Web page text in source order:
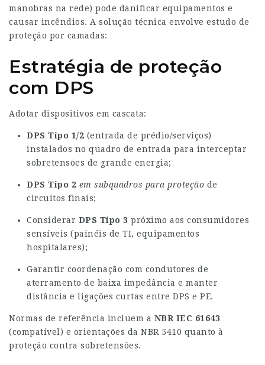
manobras na rede) pode danificar equipamentos e
causar incêndios. A solução técnica envolve estudo de
proteção por camadas:
Estratégia de proteção
com DPS
Adotar dispositivos em cascata:
DPS Tipo 1/2 (entrada de prédio/serviços)
instalados no quadro de entrada para interceptar
sobretensões de grande energia;
DPS Tipo 2 em subquadros para proteção de
circuitos finais;
Considerar DPS Tipo 3 próximo aos consumidores
sensíveis (painéis de TI, equipamentos
hospitalares);
Garantir coordenação com condutores de
aterramento de baixa impedância e manter
distância e ligações curtas entre DPS e PE.
Normas de referência incluem a NBR IEC 61643
(compatível) e orientações da NBR 5410 quanto à
proteção contra sobretensões.